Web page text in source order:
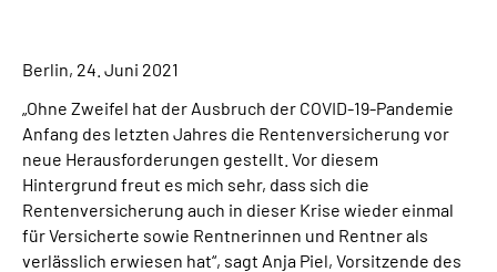
Mein Kundenportal
Berlin, 24. Juni 2021
„Ohne Zweifel hat der Ausbruch der COVID-19-Pandemie
Anfang des letzten Jahres die Rentenversicherung vor
neue Herausforderungen gestellt. Vor diesem
Hintergrund freut es mich sehr, dass sich die
Rentenversicherung auch in dieser Krise wieder einmal
für Versicherte sowie Rentnerinnen und Rentner als
verlässlich erwiesen hat“, sagt Anja Piel, Vorsitzende des